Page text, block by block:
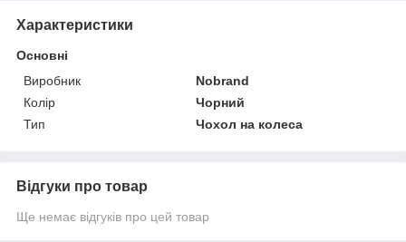
Характеристики
Основні
Виробник
Nobrand
Колір
Чорний
Тип
Чохол на колеса
Відгуки про товар
Ще немає відгуків про цей товар